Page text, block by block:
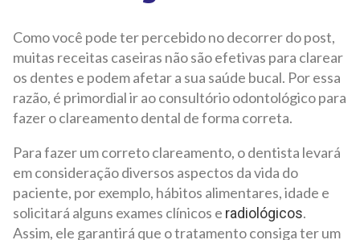
Como você pode ter percebido no decorrer do post,
muitas receitas caseiras não são efetivas para clarear
os dentes e podem afetar a sua saúde bucal. Por essa
razão, é primordial ir ao consultório odontológico para
fazer o clareamento dental de forma correta.
Para fazer um correto clareamento, o dentista levará
em consideração diversos aspectos da vida do
paciente, por exemplo, hábitos alimentares, idade e
solicitará alguns exames clínicos e radiológicos.
Assim, ele garantirá que o tratamento consiga ter um